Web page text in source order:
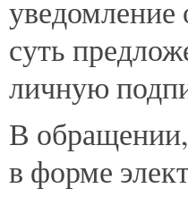
уведомление
суть
личную
В
в форме